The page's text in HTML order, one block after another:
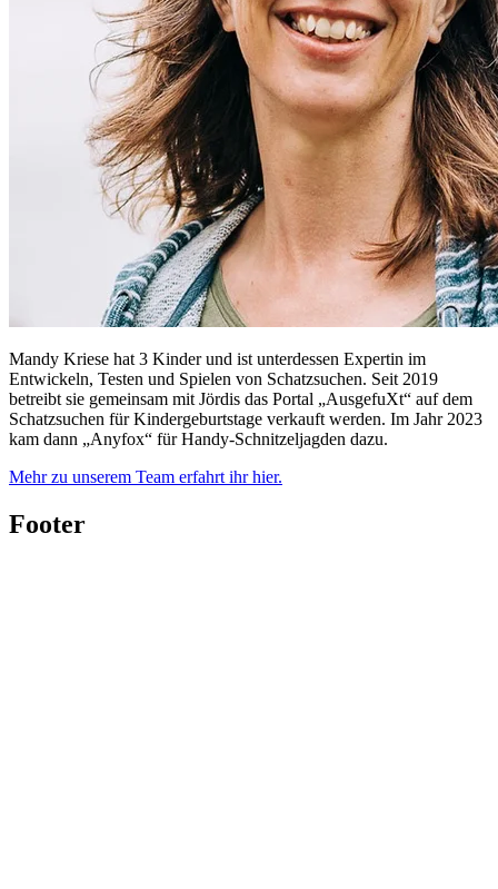
Mandy Kriese hat 3 Kinder und ist unterdessen Expertin im
Entwickeln, Testen und Spielen von Schatzsuchen. Seit 2019
betreibt sie gemeinsam mit Jördis das Portal „AusgefuXt“ auf dem
Schatzsuchen für Kindergeburtstage verkauft werden. Im Jahr 2023
kam dann „Anyfox“ für Handy-Schnitzeljagden dazu.
Mehr zu unserem Team erfahrt ihr hier.
Footer